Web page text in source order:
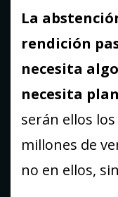
La
rendición
necesita
necesita
serán ellos
millones de
no en ellos,